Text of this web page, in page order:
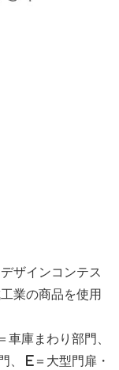
ザインコンテス
業の商品を使用
車庫まわり部門、
、 E＝大型門扉・